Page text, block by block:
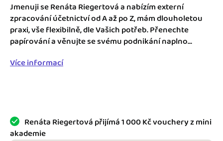
Výkazy pro úřady
Propojení na další systémy
Spřátelené účetní
Jak začít s iDokladem
Jak začít podnikat
Jak se vyznat ve fakturaci
Fakturační poradna
Šablona pro plátce DPH
Šablona pro neplátce DPH
Registrovat ZDARMA
Jmenuji se Renáta Riegertová a nabízím externí
zpracování účetnictví od A až po Z, mám dlouholetou
praxi, vše flexibilně, dle Vašich potřeb. Přenechte
papírování a věnujte se svému podnikání naplno...
Více informací
Renáta Riegertová přijímá 1 000 Kč vouchery z mini
akademie